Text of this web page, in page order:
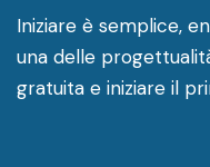
Iniziare è semplice,
una delle
gratuita e iniziare il